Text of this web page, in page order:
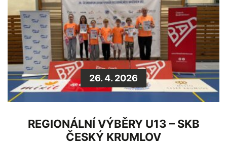
26. 4. 2026
REGIONÁLNÍ VÝBĚRY U13 – SKB
ČESKÝ KRUMLOV